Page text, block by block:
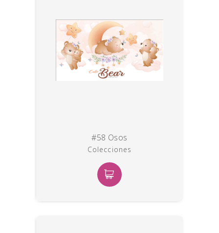
#58 Osos
Colecciones